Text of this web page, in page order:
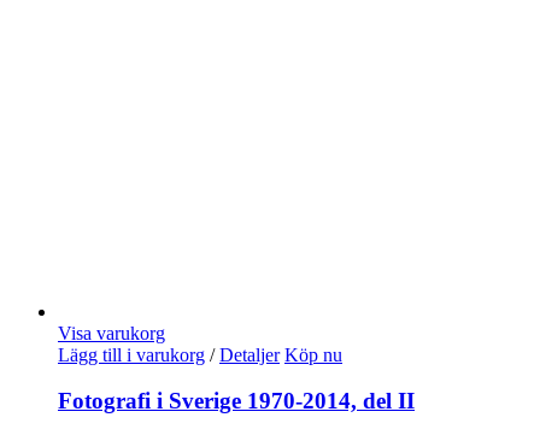
Visa varukorg
Lägg till i varukorg / Detaljer Köp nu
Fotografi i Sverige 1970-2014, del II